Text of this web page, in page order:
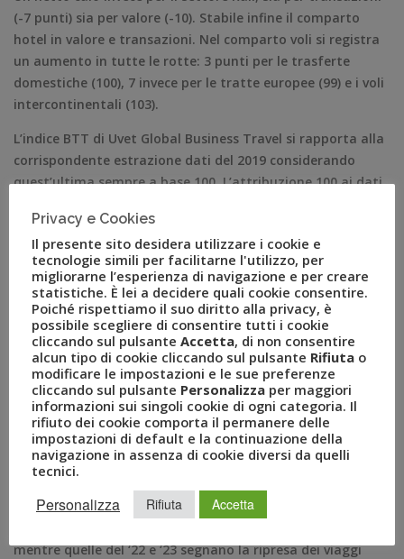
(-7 punti) sia per valore (-10). Stabile infine il comparto
hotel in valore e transazioni. Nel comparto voli si registra
un aumento in tutte le rotte: 3 punti per le trasferte
domestiche (100), 7 invece per le tratte europee (99) e i voli
intercontinentali (103).
L’indice BTT di Uvet Global Business Travel si rapporta alla
corrispondente estrazione dati del 2019 considerando
quest’ultima sempre a base 100. L’attribuzione 100 ai dati
sorta di unità di misura che il BTT adotta per esprimere gli
andamenti mensili attuali e per il prossimo futuro.
L’indicazione periodica di questo indice, nel tempo, si
prefissa di delineare un trend strettamente correlato
all’andamento dell’economia. Il BTT è quindi l’espressione
di sintesi di un comportamento rispetto ad una scala che
per convenzione è stata costruita sui dati del periodo pre
pandemia ed all’interno di un cluster omogeneo e
altamente rappresentativo.
N.B: L’indicatore non rappresenta l’andamento di Uvet GBT
ma l’andamento del mercato del business travel.Business
Travel Trend annuale 2020-2024
dimensione dell’impatto dovuto alla crisi pandemica. Le
mentre quelle del ‘22 e ‘23 segnano la ripresa dei viaggi
Privacy e Cookies
Il presente sito desidera utilizzare i cookie e
tecnologie simili per facilitarne l'utilizzo, per
migliorarne l’esperienza di navigazione e per creare
statistiche. È lei a decidere quali cookie consentire.
Poiché rispettiamo il suo diritto alla privacy, è
possibile scegliere di consentire tutti i cookie
cliccando sul pulsante Accetta, di non consentire
alcun tipo di cookie cliccando sul pulsante Rifiuta o
modificare le impostazioni e le sue preferenze
cliccando sul pulsante Personalizza per maggiori
informazioni sui singoli cookie di ogni categoria. Il
rifiuto dei cookie comporta il permanere delle
impostazioni di default e la continuazione della
navigazione in assenza di cookie diversi da quelli
tecnici.
Personalizza Rifiuta Accetta